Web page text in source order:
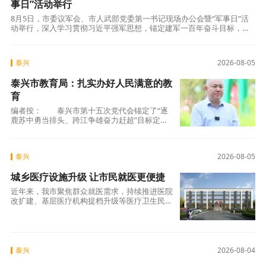
事日”活动举行
8月5日，市委议军会、市人武部党委第一书记现场办公会暨“军事日”活
动举行，深入学习贯彻习近平强军思想，锚定建军一百年奋斗目标，推
2026-08-05
泰兴
泰兴市教育局：扎实办好人民满意的教
育
编者按： 泰兴市第十五次党代会锚定了“逐
鹿苏中勇当排头、跨江争雄奋力赶超”目标定
2026-08-05
泰兴
城乡医疗设施升级 让市民就医更便捷
近年来，我市聚焦群众就医需求，持续推进医院
改扩建、基层医疗机构提档升级等医疗卫生民生
2026-08-04
泰兴